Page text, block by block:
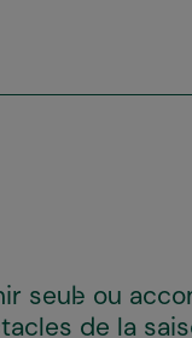
seul·e ou
de la